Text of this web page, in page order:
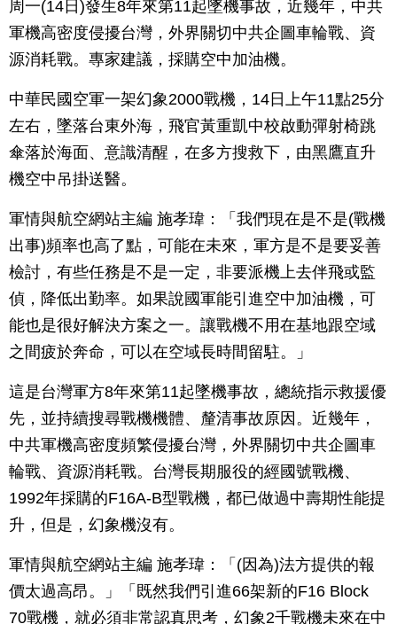
周一(14日)發生8年來第11起墜機事故，近幾年，中共
軍機高密度侵擾台灣，外界關切中共企圖車輪戰、資
源消耗戰。專家建議，採購空中加油機。
中華民國空軍一架幻象2000戰機，14日上午11點25分
左右，墜落台東外海，飛官黃重凱中校啟動彈射椅跳
傘落於海面、意識清醒，在多方搜救下，由黑鷹直升
機空中吊掛送醫。
軍情與航空網站主編 施孝瑋：「我們現在是不是(戰機
出事)頻率也高了點，可能在未來，軍方是不是要妥善
檢討，有些任務是不是一定，非要派機上去伴飛或監
偵，降低出勤率。如果說國軍能引進空中加油機，可
能也是很好解決方案之一。讓戰機不用在基地跟空域
之間疲於奔命，可以在空域長時間留駐。」
這是台灣軍方8年來第11起墜機事故，總統指示救援優
先，並持續搜尋戰機機體、釐清事故原因。近幾年，
中共軍機高密度頻繁侵擾台灣，外界關切中共企圖車
輪戰、資源消耗戰。台灣長期服役的經國號戰機、
1992年採購的F16A-B型戰機，都已做過中壽期性能提
升，但是，幻象機沒有。
軍情與航空網站主編 施孝瑋：「(因為)法方提供的報
價太過高昂。」「既然我們引進66架新的F16 Block
70戰機，就必須非常認真思考，幻象2千戰機未來在中